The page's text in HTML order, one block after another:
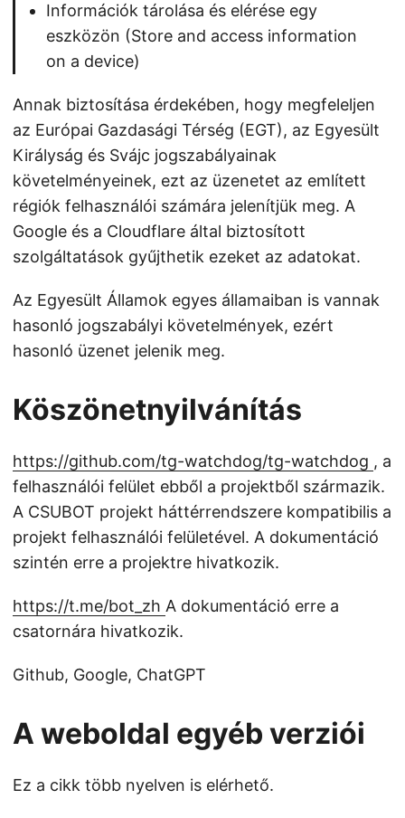
Információk tárolása és elérése egy
eszközön (Store and access information
on a device)
Annak biztosítása érdekében, hogy megfeleljen
az Európai Gazdasági Térség (EGT), az Egyesült
Királyság és Svájc jogszabályainak
követelményeinek, ezt az üzenetet az említett
régiók felhasználói számára jelenítjük meg. A
Google és a Cloudflare által biztosított
szolgáltatások gyűjthetik ezeket az adatokat.
Az Egyesült Államok egyes államaiban is vannak
hasonló jogszabályi követelmények, ezért
hasonló üzenet jelenik meg.
Köszönetnyilvánítás
https://github.com/tg-watchdog/tg-watchdog , a
felhasználói felület ebből a projektből származik.
A CSUBOT projekt háttérrendszere kompatibilis a
projekt felhasználói felületével. A dokumentáció
szintén erre a projektre hivatkozik.
https://t.me/bot_zh A dokumentáció erre a
csatornára hivatkozik.
Github, Google, ChatGPT
A weboldal egyéb verziói
Ez a cikk több nyelven is elérhető.